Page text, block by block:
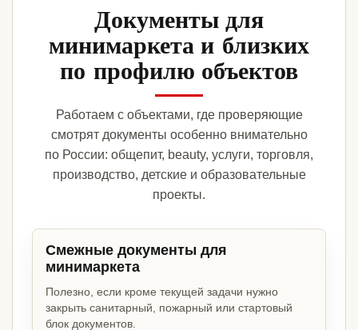
Документы для
минимаркета и близких
по профилю объектов
Работаем с объектами, где проверяющие
смотрят документы особенно внимательно
по России: общепит, beauty, услуги, торговля,
производство, детские и образовательные
проекты.
Смежные документы для
минимаркета
Полезно, если кроме текущей задачи нужно
закрыть санитарный, пожарный или стартовый
блок документов.